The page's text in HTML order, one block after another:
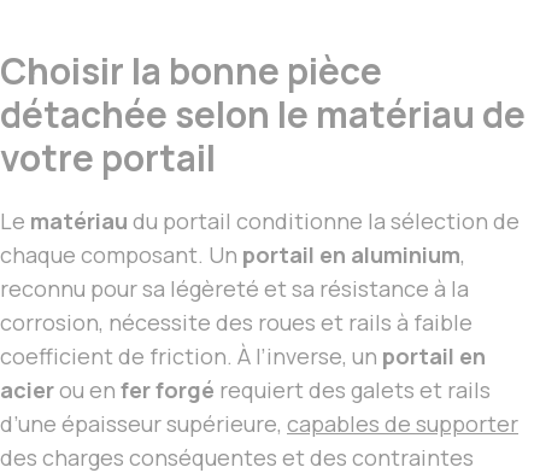
Choisir la bonne pièce
détachée selon le matériau de
votre portail
Le matériau du portail conditionne la sélection de
chaque composant. Un portail en aluminium,
reconnu pour sa légèreté et sa résistance à la
corrosion, nécessite des roues et rails à faible
coefficient de friction. À l’inverse, un portail en
acierou en fer forgé requiert des galets et rails
d’une épaisseur supérieure, capables de supporter
des charges conséquentes et des contraintes